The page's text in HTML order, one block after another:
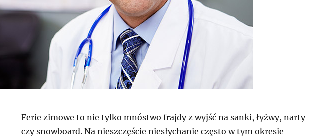
Ferie zimowe to nie tylko mnóstwo frajdy z wyjść na sanki, łyżwy, narty
czy snowboard. Na nieszczęście niesłychanie często w tym okresie